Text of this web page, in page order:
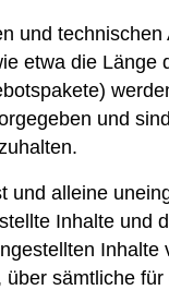
und technischen
etwa die Länge
und
und alleine
Inhalte und
Inhalte
über sämtliche